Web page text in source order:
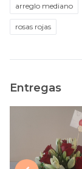
arreglo mediano
rosas rojas
Entregas